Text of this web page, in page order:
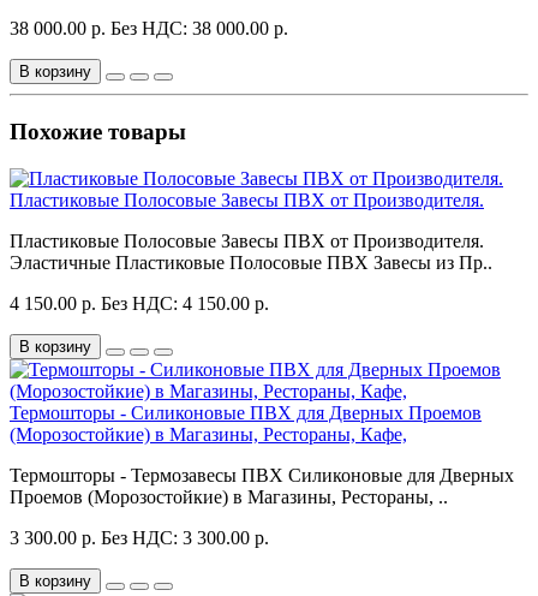
38 000.00 р. Без НДС: 38 000.00 р.
В корзину
Похожие товары
Пластиковые Полосовые Завесы ПВХ от Производителя.
Пластиковые Полосовые Завесы ПВХ от Производителя.
Эластичные Пластиковые Полосовые ПВХ Завесы из Пр..
4 150.00 р. Без НДС: 4 150.00 р.
В корзину
Термошторы - Силиконовые ПВХ для Дверных Проемов
(Морозостойкие) в Магазины, Рестораны, Кафе,
Термошторы - Термозавесы ПВХ Силиконовые для Дверных
Проемов (Морозостойкие) в Магазины, Рестораны, ..
3 300.00 р. Без НДС: 3 300.00 р.
В корзину